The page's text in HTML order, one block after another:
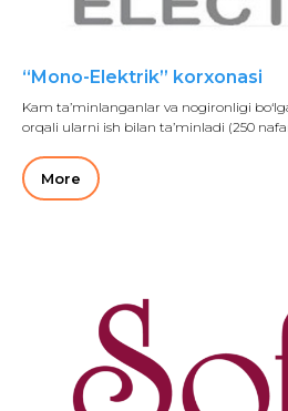
“Mono-Elektrik” korxonasi
Kam ta’minlanganlar va nogironligi
orqali ularni ish bilan ta’minladi (250
More